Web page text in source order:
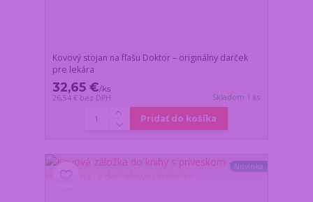
Kovový stojan na fľašu Doktor – originálny darček
pre lekára
32,65 €/ks
26,54 € bez DPH Skladom 1 ks
Pridať do košíka
Novinka